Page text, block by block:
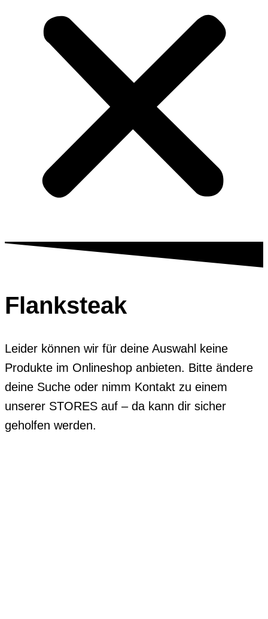
Flanksteak
Leider können wir für deine Auswahl keine
Produkte im Onlineshop anbieten. Bitte ändere
deine Suche oder nimm Kontakt zu einem
unserer STORES auf – da kann dir sicher
geholfen werden.